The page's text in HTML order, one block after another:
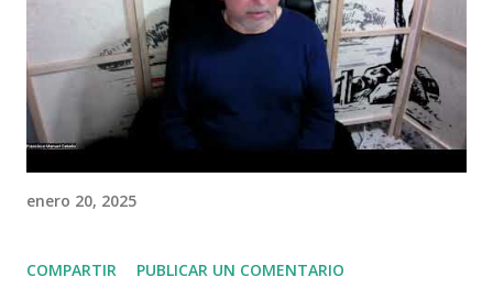
t
a
r
i
o
enero 20, 2025
COMPARTIR
PUBLICAR UN COMENTARIO